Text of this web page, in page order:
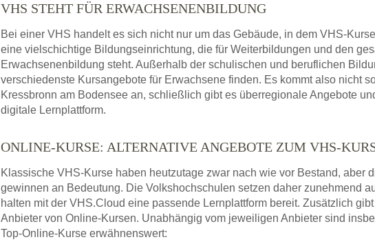
VHS STEHT FÜR ERWACHSENENBILDUNG
Bei einer VHS handelt es sich nicht nur um das Gebäude, in dem VHS-
eine vielschichtige Bildungseinrichtung, die für Weiterbildungen und den
Erwachsenenbildung steht. Außerhalb der schulischen und beruflichen
verschiedenste Kursangebote für Erwachsene finden. Es kommt also nicht
Kressbronn am Bodensee an, schließlich gibt es überregionale Angebote
digitale Lernplattform.
ONLINE-KURSE: ALTERNATIVE ANGEBOTE ZUM VHS-
Klassische VHS-Kurse haben heutzutage zwar nach wie vor Bestand, aber
gewinnen an Bedeutung. Die Volkshochschulen setzen daher zunehmend
halten mit der VHS.Cloud eine passende Lernplattform bereit. Zusätzlich
Anbieter von Online-Kursen. Unabhängig vom jeweiligen Anbieter sind
Top-Online-Kurse erwähnenswert: